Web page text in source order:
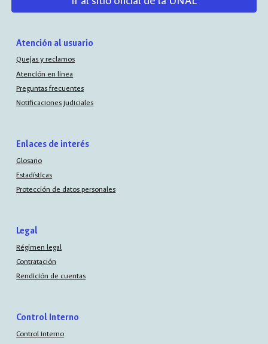
Atención al usuario
Quejas y reclamos
Atención en línea
Preguntas frecuentes
Notificaciones judiciales
Enlaces de interés
Glosario
Estadísticas
Protección de datos personales
Legal
Régimen legal
Contratación
Rendición de cuentas
Control Interno
Control interno